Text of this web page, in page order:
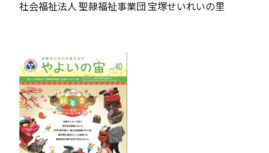
社会福祉法人 聖隷福祉事業団 宝塚せいれいの里